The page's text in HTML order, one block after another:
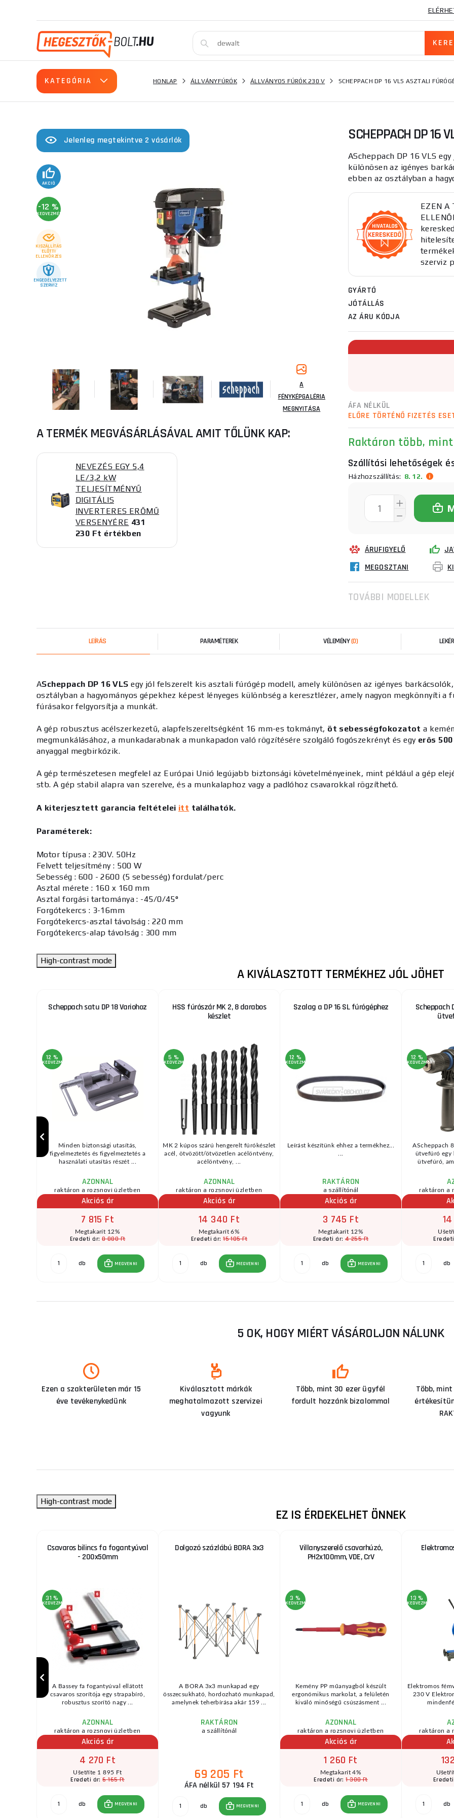
KATEGÓRIA HONLAP ÁLLVÁNYFÚRÓK ÁLLVÁNYOS FÚRÓK 230 V SCHEPPACH DP 16 VLS ASZTALI
Jelenleg megtekintve 2 vásárlók
AKCIÓ
-12 %
KEDVEZMÉNY
KISZÁLLÍTÁS
ELŐTTI
ELLENŐRZÉS
ENGEDÉLYEZETT
SZERVIZ
A
FÉNYKÉPGALÉRIA
MEGNYITÁSA
A TERMÉK MEGVÁSÁRLÁSÁVAL AMIT TŐLÜNK KAP:
NEVEZÉS EGY 5,4
LE/3,2 kW
TELJESÍTMÉNYŰ
DIGITÁLIS
INVERTERES ERŐMŰ
VERSENYÉRE 431
230 Ft értékben
SCHEPPACH DP 16
AScheppach DP 16 VLS
különösen az igényes
ebben az osztályban a
EZEN A
szerviz
GYÁRTÓ
JÓTÁLLÁS
AZ ÁRU KÓDJA
ÁFA NÉLKÜL
ELŐRE TÖRTÉNŐ FIZETÉS
Raktáron több,
Szállítási lehetőségek
Házhozszállítás: 8. 12.
ÁRUFIGYELŐ
MEGOSZTANI
TOVÁBBI MODELLEK
LEÍRÁS PARAMÉTEREK VÉLEMÉNY(0)
AScheppach DP 16 VLS egy jól felszerelt kis asztali fúrógép modell, amely különösen az igényes
osztályban a hagyományos gépekhez képest lényeges különbség a keresztlézer, amely nagyon megkönnyíti
fúrásakor felgyorsítja a munkát.
A gép robusztus acélszerkezetű, alapfelszereltségként 16 mm-es tokmányt, öt sebességfokozatot a
megmunkálásához, a munkadarabnak a munkapadon való rögzítésére szolgáló fogószekrényt és egy erős
anyaggal megbirkózik.
A gép természetesen megfelel az Európai Unió legújabb biztonsági követelményeinek, mint például a gép
stb. A gép stabil alapra van szerelve, és a munkalaphoz vagy a padlóhoz csavarokkal rögzíthető.
A kiterjesztett garancia feltételei itt találhatók.
Paraméterek:
Motor típusa : 230V. 50Hz
Felvett teljesítmény : 500 W
Sebesség : 600 - 2600 (5 sebesség) fordulat/perc
Asztal mérete : 160 x 160 mm
Asztal forgási tartománya : -45/0/45°
Forgótekercs : 3-16mm
Forgótekercs-asztal távolság : 220 mm
Forgótekercs-alap távolság : 300 mm
High-contrast mode
A KIVÁLASZTOTT TERMÉKHEZ JÓL JÖHET
Scheppach satu DP 18 Variohoz
12 %
KEDVEZMÉNY
Minden biztonsági utasítás,
figyelmeztetés és figyelmeztetés a
használati utasítás részét ...
AZONNAL
raktáron a rozsnovi üzletben
Akciós ár
7 815 Ft
Megtakarít 12%
Eredeti ár:8 880 Ft
db MEGVENNI
HSS fúrószár MK 2, 8 darabos
készlet
5 %
KEDVEZMÉNY
MK 2 kúpos szárú hengerelt fúrókészlet
acél, ötvözött/ötvözetlen acélöntvény,
acélöntvény, ...
AZONNAL
raktáron a rozsnovi üzletben
Akciós ár
14 340 Ft
Megtakarít 6%
Eredeti ár:15 105 Ft
db MEGVENNI
Szalag a DP 16 SL fúrógéphez
12 %
KEDVEZMÉNY
Leírást készítünk ehhez a termékhez...
RAKTÁRON
a szállítónál
Akciós ár
3 745 Ft
Megtakarít 12%
Eredeti ár:4 255 Ft
db MEGVENNI
Scheppach
12 %
KEDVEZMÉNY
AScheppach
ütvefúró egy
ütvefúró,
raktáron a
db
5 OK, HOGY MIÉRT VÁSÁROLJON NÁLUNK
Ezen a szakterületen már 15
éve tevékenykedünk
Kiválasztott márkák
meghatalmazott szervizei
vagyunk
Több, mint 30 ezer ügyfél
fordult hozzánk bizalommal
Több,
High-contrast mode
EZ IS ÉRDEKELHET ÖNNEK
Csavaros bilincs fa fogantyúval
- 200x50mm
31 %
KEDVEZMÉNY
A Bassey fa fogantyúval ellátott
csavaros szorítója egy strapabíró,
robusztus szorító nagy ...
AZONNAL
raktáron a rozsnovi üzletben
Akciós ár
4 270 Ft
Ušetříte 1 895 Ft
Eredeti ár:6 165 Ft
db MEGVENNI
Dolgozó százlábú BORA 3x3
A BORA 3x3 munkapad egy
összecsukható, hordozható munkapad,
amelynek teherbírása akár 159 ...
RAKTÁRON
a szállítónál
69 205 Ft
ÁFA nélkül 57 194 Ft
db MEGVENNI
Villanyszerelő csavarhúzó,
PH2x100mm, VDE, CrV
3 %
KEDVEZMÉNY
Kemény PP műanyagból készült
ergonómikus markolat, a felületén
kiváló minőségű csúszásment ...
AZONNAL
raktáron a rozsnovi üzletben
Akciós ár
1 260 Ft
Megtakarít 4%
Eredeti ár:1 300 Ft
db MEGVENNI
13 %
KEDVEZMÉNY
Elektromos
230 V
raktáron a
db